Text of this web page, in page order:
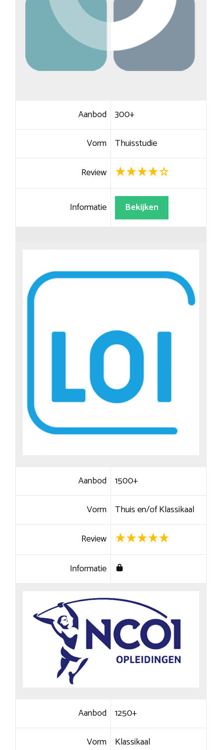
Aanbod 300+
Vorm Thuisstudie
Review
Informatie Bekijken
Aanbod 1500+
Vorm Thuis en/of Klassikaal
Review
Informatie
Aanbod 1250+
Vorm Klassikaal